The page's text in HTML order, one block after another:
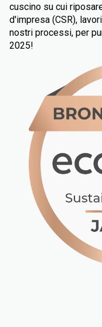
cuscino su cui
d'impresa (CSR),
nostri processi, per
2025!